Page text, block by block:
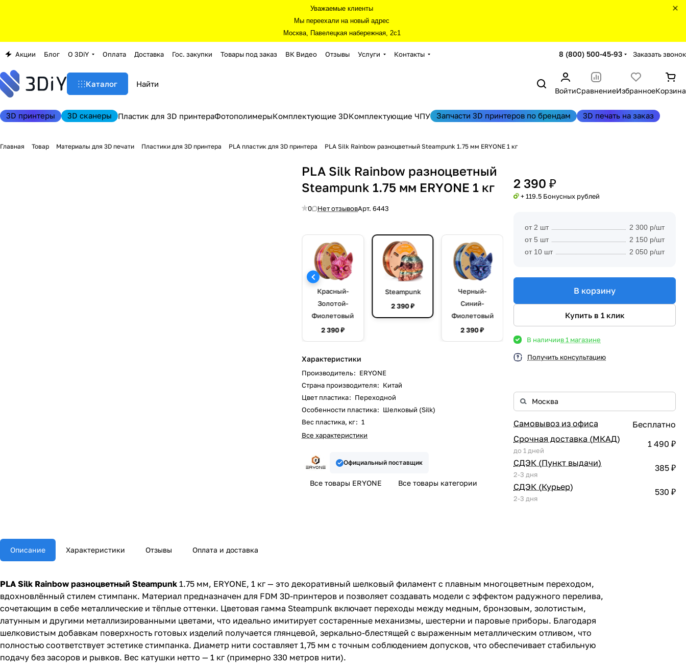
Уважаемые клиенты
Мы переехали на новый адрес
Москва, Павелецкая набережная, 2с1
Акции Блог О 3DiY Оплата Доставка Гос. закупки Товары под заказ ВК Видео Отзывы Услуги Контакты 8 (800) 500-45-93 Заказать звонок
Каталог
ВойтиСравнениеИзбранноеКорзина
3D принтеры 3D сканеры Пластик для 3D принтераФотополимерыКомплектующие 3DКомплектующие ЧПУ Запчасти 3D принтеров по брендам 3D печать на заказ
Главная Товар Материалы для 3D печати Пластики для 3D принтера PLA пластик для 3D принтера PLA Silk Rainbow разноцветный Steampunk 1.75 мм ERYONE 1 кг
PLA Silk Rainbow разноцветный
Steampunk 1.75 мм ERYONE 1 кг
0 Нет отзывовАрт.6443
Красный-
Золотой-
Фиолетовый
2 390 ₽
Steampunk
2 390 ₽
Черный-
Синий-
Фиолетовый
2 390 ₽
Характеристики
Производитель: ERYONE
Страна производителя: Китай
Цвет пластика: Переходной
Особенности пластика: Шелковый (Silk)
Вес пластика, кг: 1
Все характеристики
Официальный поставщик
Все товары ERYONE Все товары категории
2 390 ₽
+ 119.5 Бонусных рублей
от 2 шт
2 300 р/шт
от 5 шт
2 150 р/шт
от 10 шт
2 050 р/шт
В корзину
Купить в 1 клик
В наличиив 1 магазине
Получить консультацию
Самовывоз из офиса
Бесплатно
Срочная доставка (МКАД)
до 1 дней
1 490 ₽
СДЭК (Пункт выдачи)
2-3 дня
385 ₽
СДЭК (Курьер)
2-3 дня
530 ₽
Описание Характеристики Отзывы Оплата и доставка
PLA Silk Rainbow разноцветный Steampunk 1.75 мм, ERYONE, 1 кг — это декоративный шелковый филамент с плавным многоцветным переходом,
вдохновлённый стилем стимпанк. Материал предназначен для FDM 3D-принтеров и позволяет создавать модели с эффектом радужного перелива,
сочетающим в себе металлические и тёплые оттенки. Цветовая гамма Steampunk включает переходы между медным, бронзовым, золотистым,
латунным и другими металлизированными цветами, что идеально имитирует состаренные механизмы, шестерни и паровые приборы. Благодаря
шелковистым добавкам поверхность готовых изделий получается глянцевой, зеркально-блестящей с выраженным металлическим отливом, что
полностью соответствует эстетике стимпанка. Диаметр нити составляет 1,75 мм с точным соблюдением допусков, что обеспечивает стабильную
подачу без засоров и рывков. Вес катушки нетто — 1 кг (примерно 330 метров нити).